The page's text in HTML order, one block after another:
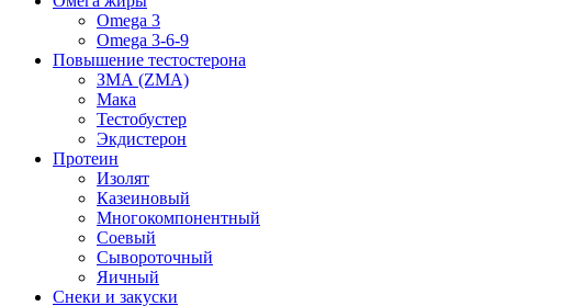
Omega 3
Omega 3-6-9
Повышение тестостерона
ЗМА (ZMA)
Мака
Тестобустер
Экдистерон
Протеин
Изолят
Казеиновый
Многокомпонентный
Соевый
Сывороточный
Яичный
Снеки и закуски